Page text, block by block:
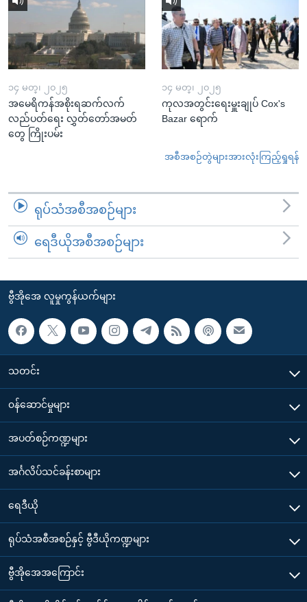
၁၄ မတ္၊ ၂၀၂၅
အမေရိကန်အစိုးရဆက်လက်
လည်ပတ်ရေး လွှတ်တော်အမတ်
တွေ ကြိုးပမ်း
၁၄ မတ္၊ ၂၀၂၅
ကုလအတွင်းရေးမှူးချုပ် Cox's
Bazar ရောက်
အစီအစဉ်တွဲများအားလုံးကြည့်ရှုရန်
ရုပ်သံအစီအစဉ်များ
ရေဒီယိုအစီအစဉ်များ
ဗွီအိုအေ လူမှုကွန်ယက်များ
သတင်း
၀န်ဆောင်မှုများ
အပတ်စဉ်ကဏ္ဍများ
အင်္ဂလိပ်သင်ခန်းစာများ
ရေဒီယို
ရုပ်သံအစီအစဉ်နှင့် ဗွီဒီယိုကဏ္ဍများ
ဗွီအိုအေအကြောင်း